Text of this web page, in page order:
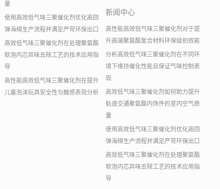
量
使用高效低气味三聚催化剂优化高回
弹海绵生产流程并满足严苛环保出口
高效低气味三聚催化剂在处理聚氨酯
软泡内芯异味去除工艺的技术应用指
导
高性能高效低气味三聚催化剂在提升
儿童泡沫玩具安全性与触感表现分析
新闻中心
高性能高效低气味三聚催化剂对于提
升高端聚氨酯复合材料环保级别效能
分析高效低气味三聚催化剂在不同环
境下维持催化性能且保证气味控制表
现
高效低气味三聚催化剂如何助力提升
轨道交通聚氨酯内饰件的室内空气质
量
使用高效低气味三聚催化剂优化高回
弹海绵生产流程并满足严苛环保出口
高效低气味三聚催化剂在处理聚氨酯
软泡内芯异味去除工艺的技术应用指
导